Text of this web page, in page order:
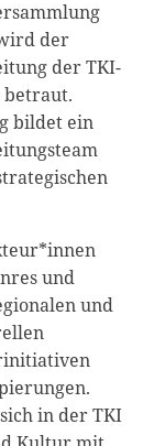
der
der TKI-
betraut.
bildet ein
und
und
in der TKI